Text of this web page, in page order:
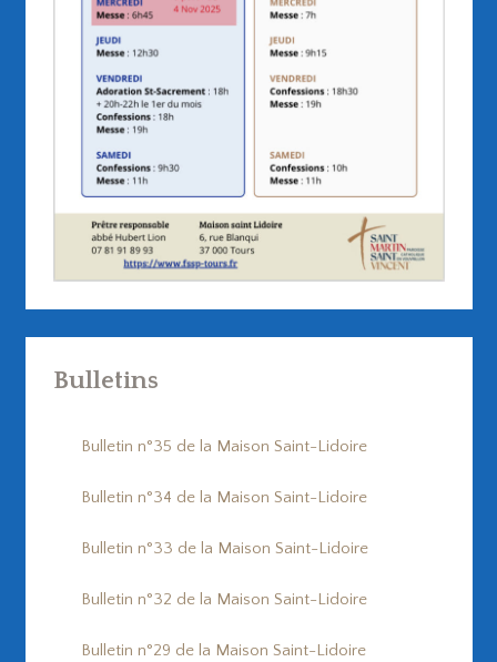
Bulletins
Bulletin n°35 de la Maison Saint-Lidoire
Bulletin n°34 de la Maison Saint-Lidoire
Bulletin n°33 de la Maison Saint-Lidoire
Bulletin n°32 de la Maison Saint-Lidoire
Bulletin n°29 de la Maison Saint-Lidoire